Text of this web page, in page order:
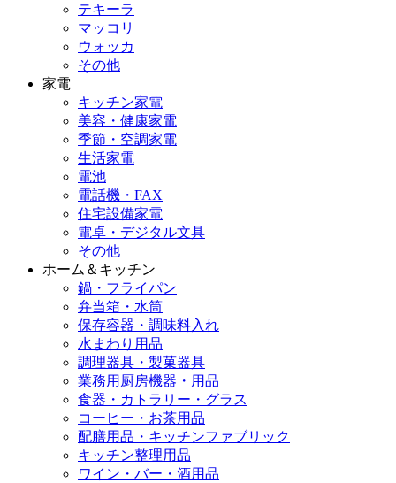
テキーラ
マッコリ
ウォッカ
その他
家電
キッチン家電
美容・健康家電
季節・空調家電
生活家電
電池
電話機・FAX
住宅設備家電
電卓・デジタル文具
その他
ホーム＆キッチン
鍋・フライパン
弁当箱・水筒
保存容器・調味料入れ
水まわり用品
調理器具・製菓器具
業務用厨房機器・用品
食器・カトラリー・グラス
コーヒー・お茶用品
配膳用品・キッチンファブリック
キッチン整理用品
ワイン・バー・酒用品